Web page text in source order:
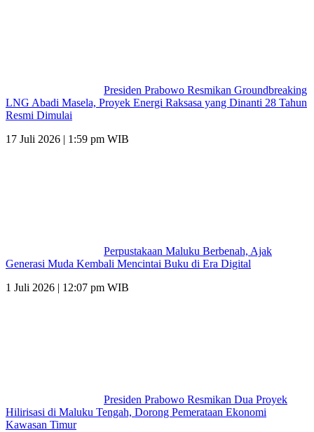
Presiden Prabowo Resmikan Groundbreaking
LNG Abadi Masela, Proyek Energi Raksasa yang Dinanti 28 Tahun
Resmi Dimulai
17 Juli 2026 | 1:59 pm WIB
Perpustakaan Maluku Berbenah, Ajak
Generasi Muda Kembali Mencintai Buku di Era Digital
1 Juli 2026 | 12:07 pm WIB
Presiden Prabowo Resmikan Dua Proyek
Hilirisasi di Maluku Tengah, Dorong Pemerataan Ekonomi
Kawasan Timur